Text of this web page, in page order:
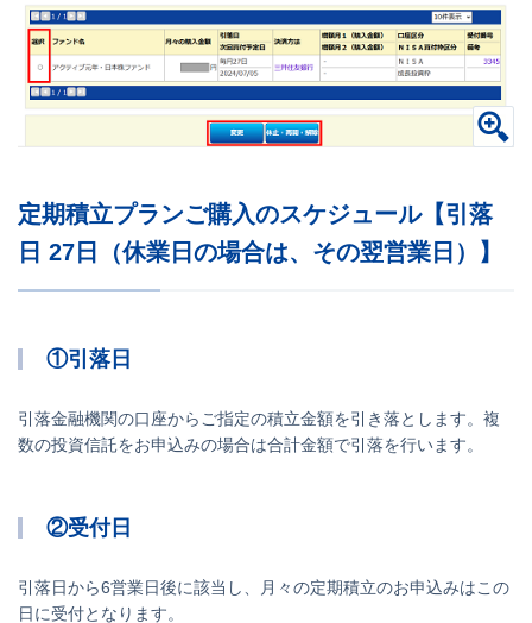
定期積立プランご購入のスケジュール【引落
日 27日（休業日の場合は、その翌営業日）】
①引落日
引落金融機関の口座からご指定の積立金額を引き落とします。複
数の投資信託をお申込みの場合は合計金額で引落を行います。
②受付日
引落日から6営業日後に該当し、月々の定期積立のお申込みはこの
日に受付となります。